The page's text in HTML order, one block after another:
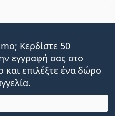
Κερδίστε 50
εγγραφή σας στο
και επιλέξτε ένα δώρο